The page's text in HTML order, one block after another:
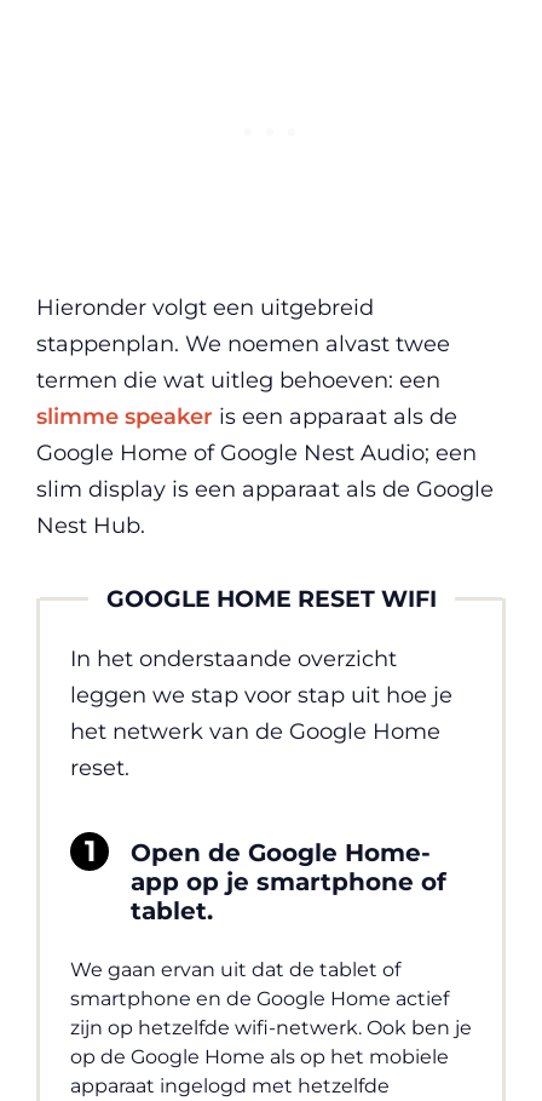
Hieronder volgt een uitgebreid
stappenplan. We noemen alvast twee
termen die wat uitleg behoeven: een
slimme speaker is een apparaat als de
Google Home of Google Nest Audio; een
slim display is een apparaat als de Google
Nest Hub.
GOOGLE HOME RESET WIFI
In het onderstaande overzicht
leggen we stap voor stap uit hoe je
het netwerk van de Google Home
reset.
Open de Google Home-
app op je smartphone of
tablet.
We gaan ervan uit dat de tablet of
smartphone en de Google Home actief
zijn op hetzelfde wifi-netwerk. Ook ben je
op de Google Home als op het mobiele
apparaat ingelogd met hetzelfde